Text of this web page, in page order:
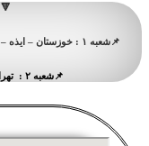
🔻
📌شعبه ۱ : خوزستان – ایذه – بین چهار راه گاز و میدان سپاه ، نبش کوچه شهید ممبینی
📌شعبه ۲ : تهران – میدان قیام – جنب پل ری – پلاک ۴۱۹